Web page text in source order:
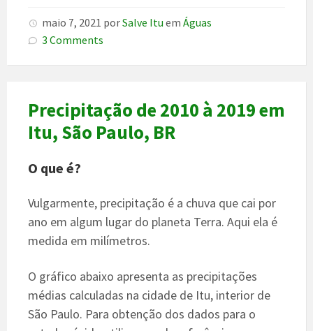
maio 7, 2021 porSalve Itu em Águas
3 Comments
Precipitação de 2010 à 2019 em
Itu, São Paulo, BR
O que é?
Vulgarmente, precipitação é a chuva que cai por
ano em algum lugar do planeta Terra. Aqui ela é
medida em milímetros.
O gráfico abaixo apresenta as precipitações
médias calculadas na cidade de Itu, interior de
São Paulo. Para obtenção dos dados para o